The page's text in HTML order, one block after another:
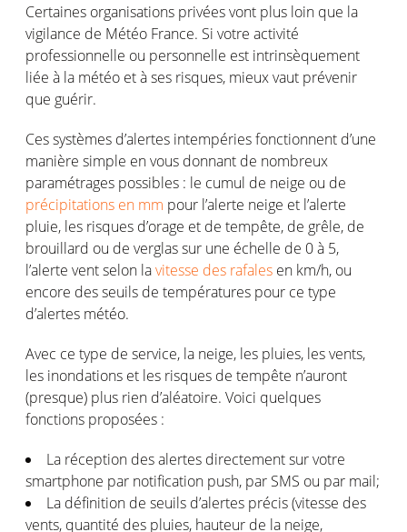
Certaines organisations privées vont plus loin que la
vigilance de Météo France. Si votre activité
professionnelle ou personnelle est intrinsèquement
liée à la météo et à ses risques, mieux vaut prévenir
que guérir.
Ces systèmes d’alertes intempéries fonctionnent d’une
manière simple en vous donnant de nombreux
paramétrages possibles : le cumul de neige ou de
précipitations en mm pour l’alerte neige et l’alerte
pluie, les risques d’orage et de tempête, de grêle, de
brouillard ou de verglas sur une échelle de 0 à 5,
l’alerte vent selon lavitesse des rafales en km/h, ou
encore des seuils de températures pour ce type
d’alertes météo.
Avec ce type de service, la neige, les pluies, les vents,
les inondations et les risques de tempête n’auront
(presque) plus rien d’aléatoire. Voici quelques
fonctions proposées :
La réception des alertes directement sur votre
smartphone par notification push, par SMS ou par mail;
La définition de seuils d’alertes précis (vitesse des
vents, quantité des pluies, hauteur de la neige,